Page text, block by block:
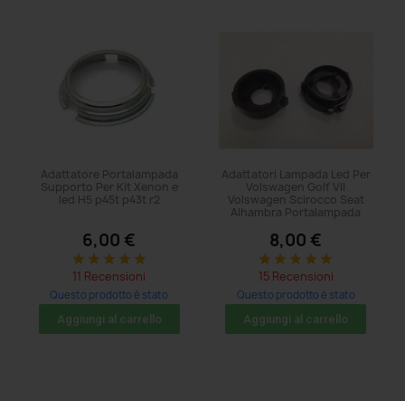
Adattatore Portalampada
Supporto Per Kit Xenon e
led H5 p45t p43t r2
6,00 €
star star star star star
11 Recensioni
Questo prodotto è stato
acquistato: 83 volte
Aggiungi al carrello
Adattatori Lampada Led Per
Volswagen Golf VII
Volswagen Scirocco Seat
Alhambra Portalampada
8,00 €
star star star star star
15 Recensioni
Questo prodotto è stato
acquistato: 8 volte
Aggiungi al carrello